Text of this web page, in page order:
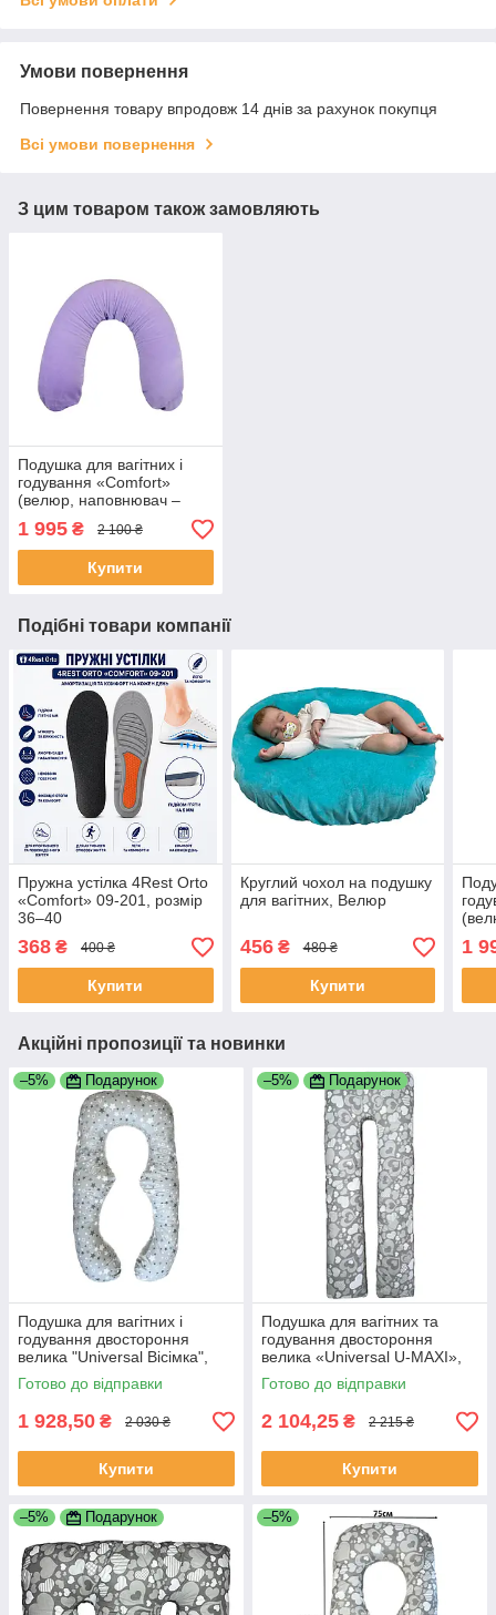
Умови повернення
Повернення товару впродовж 14 днів за рахунок покупця
Всі умови повернення
З цим товаром також замовляють
Подушка для вагітних і
годування «Comfort»
(велюр, наповнювач –
кульки)
1 995 ₴ 2 100 ₴
Купити
Подібні товари компанії
Пружна устілка 4Rest Orto
«Comfort» 09-201, розмір
36–40
368 ₴ 400 ₴
Купити
Круглий чохол на подушку
для вагітних, Велюр
456₴ 480 ₴
Купити
1
Акційні пропозиції та новинки
–5% Подарунок
Подушка для вагітних і
годування двостороння
велика "Universal Вісімка",
наповнювач холлофайбер
Готово до відправки
1 928,50 ₴ 2 030 ₴
Купити
–5% Подарунок
Подушка для вагітних та
годування двостороння
велика «Universal U-MAXI»,
наповнювач —
холлофайбер, бязь
Готово до відправки
2 104,25 ₴ 2 215 ₴
Купити
–5% Подарунок –5%